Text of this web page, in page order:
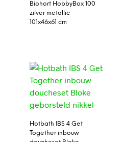
Biohort HobbyBox 100
zilver metallic
101x46x61 cm
Hotbath IBS 4 Get
Together inbouw